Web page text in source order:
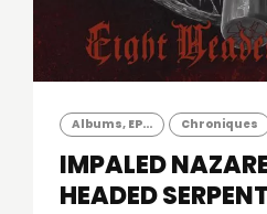
Albums, EP... Chroniques
IMPALED
HEADED